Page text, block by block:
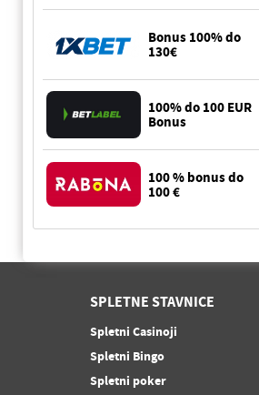
Bonus 100% do
130€
100% do 100 EUR
Bonus
100 % bonus do
100 €
SPLETNE STAVNICE
Spletni Casinoji
Spletni Bingo
Spletni poker